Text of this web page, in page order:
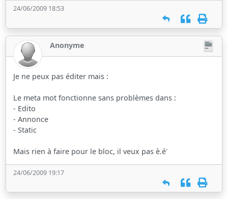
24/06/2009 18:53
Anonyme
Je ne peux pas éditer mais :
Le meta mot fonctionne sans problèmes dans :
- Edito
- Annonce
- Static
Mais rien à faire pour le bloc, il veux pas è.é'
24/06/2009 19:17